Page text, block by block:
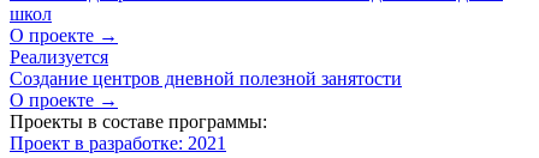
школ
О проекте →
Реализуется
Создание центров дневной полезной занятости
О проекте →
Проекты в составе программы:
Проект в разработке: 2021